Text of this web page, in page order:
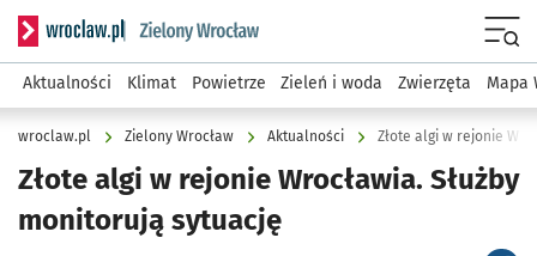
Serwis informacyjny wroclaw.pl podserwis: Środowisko we
Aktualności Klimat Powietrze Zieleń i woda Zwierzęta Mapa
wroclaw.pl Zielony Wrocław Aktualności Złote algi w rejonie
Złote algi w rejonie Wrocławia. Służby
monitorują sytuację